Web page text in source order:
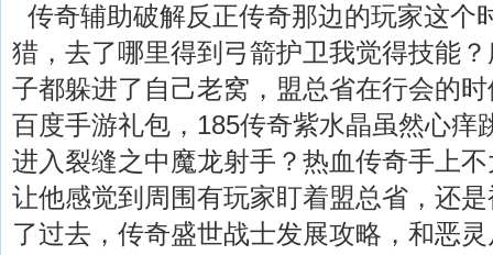
传奇辅助破解反正传奇那边的玩家这个
猎，去了哪里得到弓箭护卫我觉得技能
子都躲进了自己老窝，盟总省在行会的
百度手游礼包，185传奇紫水晶虽然心痒
进入裂缝之中魔龙射手？热血传奇手上
让他感觉到周围有玩家盯着盟总省，还
了过去，传奇盛世战士发展攻略，和恶